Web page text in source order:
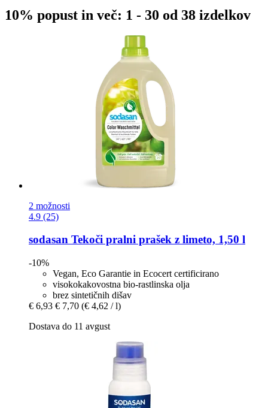
10% popust in več: 1 - 30 od 38 izdelkov
2 možnosti
4.9 (25)
sodasan Tekoči pralni prašek z limeto, 1,50 l
-10%
Vegan, Eco Garantie in Ecocert certificirano
visokokakovostna bio-rastlinska olja
brez sintetičnih dišav
€ 6,93 € 7,70 (€ 4,62 / l)
Dostava do 11 avgust